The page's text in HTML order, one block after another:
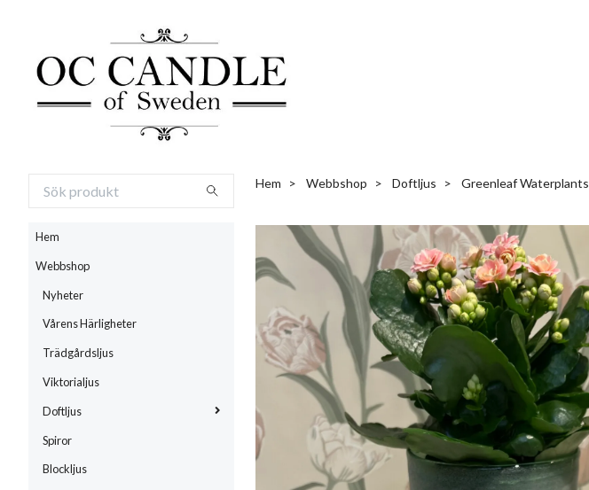
Hem
Webbshop
Nyheter
Vårens Härligheter
Trädgårdsljus
Viktorialjus
Doftljus
Spiror
Blockljus
Hem Webbshop Doftljus Greenleaf Waterplants